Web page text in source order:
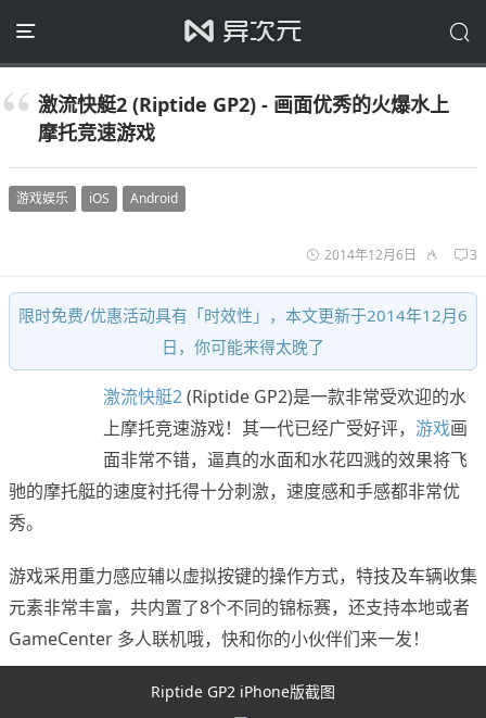
激流快艇2 (Riptide GP2) - 画面优秀的火爆水上
摩托竞速游戏
游戏娱乐 iOS Android
2014年12月6日 3
限时免费/优惠活动具有「时效性」，本文更新于2014年12月6
日，你可能来得太晚了
激流快艇2(Riptide GP2)是一款非常受欢迎的水
上摩托竞速游戏！其一代已经广受好评， 游戏画
面非常不错，逼真的水面和水花四溅的效果将飞
驰的摩托艇的速度衬托得十分刺激，速度感和手感都非常优
秀。
游戏采用重力感应辅以虚拟按键的操作方式，特技及车辆收集
元素非常丰富，共内置了8个不同的锦标赛，还支持本地或者
GameCenter 多人联机哦，快和你的小伙伴们来一发！
Riptide GP2 iPhone版截图